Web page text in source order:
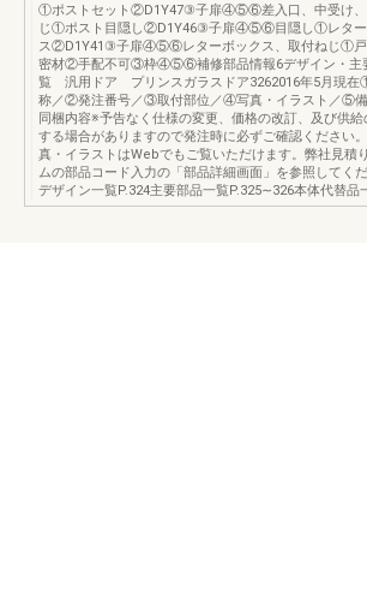
①ポストセット②D1Y47③子扉④⑤⑥差入口、中受け、
じ①ポスト目隠し②D1Y46③子扉④⑤⑥目隠し①レター
ス②D1Y41③子扉④⑤⑥レターボックス、取付ねじ①戸
密材②手配不可③枠④⑤⑥補修部品情報6デザイン・主
覧 汎用ドア プリンスガラスドア3262016年5月現在
称／②発注番号／③取付部位／④写真・イラスト／⑤
同梱内容※予告なく仕様の変更、価格の改訂、及び供給
する場合がありますので発注時に必ずご確認くださ
真・イラストはWebでもご覧いただけます。弊社見積
ムの部品コード入力の「部品詳細画面」を参照してくだ
デザイン一覧P.324主要部品一覧P.325∼326本体代替品